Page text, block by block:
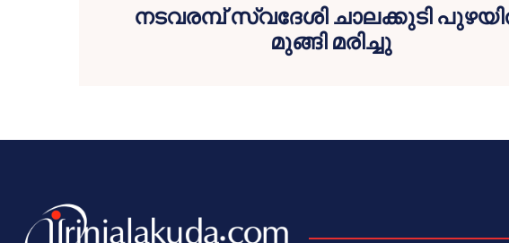
നടവരമ്പ് സ്വദേശി ചാലക്കുടി
മുങ്ങി മരിച്ചു